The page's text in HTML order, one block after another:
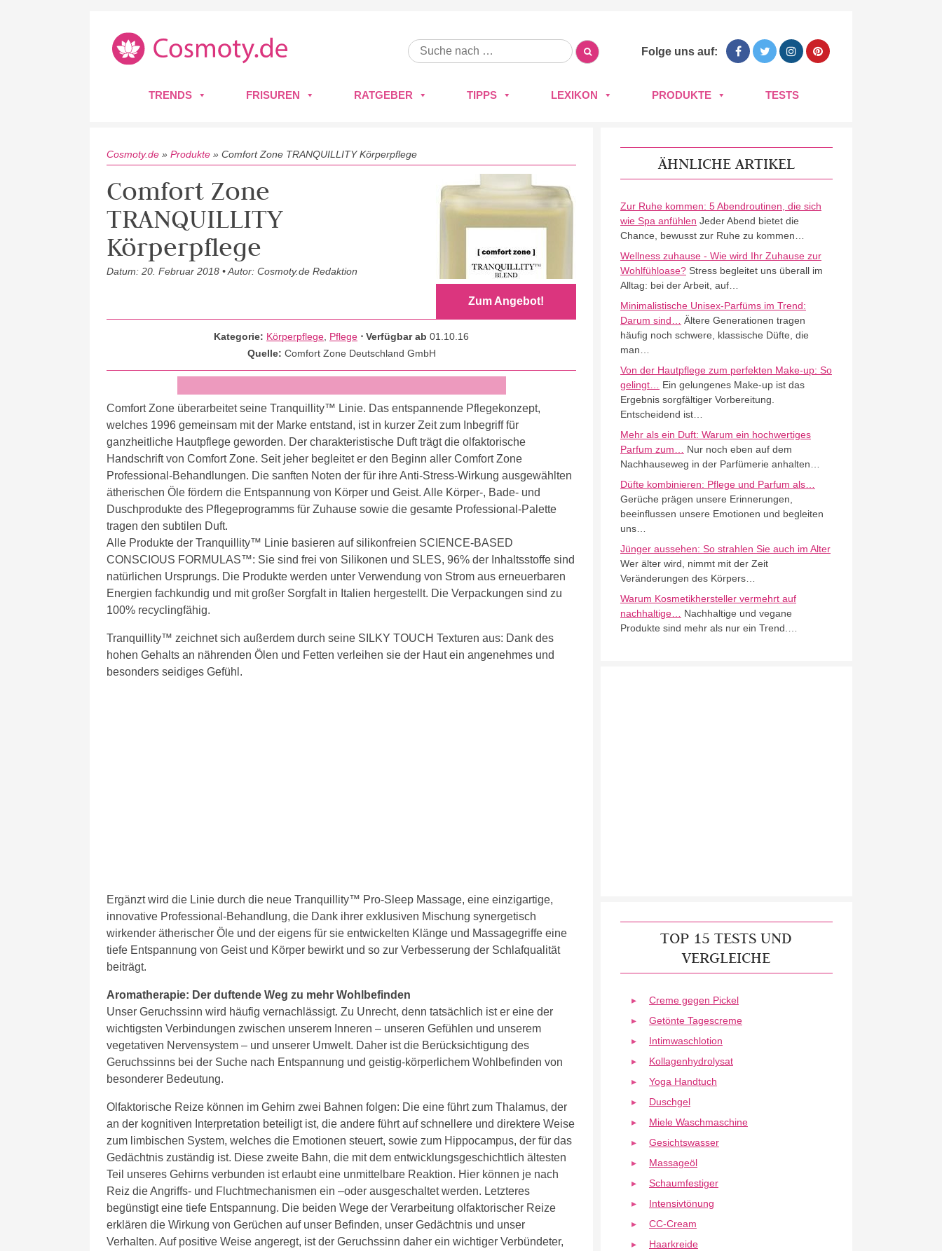
Folge uns auf:
TRENDS FRISUREN RATGEBER TIPPS LEXIKON PRODUKTE TESTS
Cosmoty.de » Produkte » Comfort Zone TRANQUILLITY Körperpflege
Zum Angebot!
Comfort Zone
TRANQUILLITY
Körperpflege
Datum: 20. Februar 2018 • Autor: Cosmoty.de Redaktion
Kategorie: Körperpflege Pflege ⋅ Verfügbar ab01.10.16
Quelle: Comfort Zone Deutschland GmbH
Comfort Zone überarbeitet seine Tranquillity™ Linie. Das entspannende Pflegekonzept,
welches 1996 gemeinsam mit der Marke entstand, ist in kurzer Zeit zum Inbegriff für
ganzheitliche Hautpflege geworden. Der charakteristische Duft trägt die olfaktorische
Handschrift von Comfort Zone. Seit jeher begleitet er den Beginn aller Comfort Zone
Professional-Behandlungen. Die sanften Noten der für ihre Anti-Stress-Wirkung ausgewählten
ätherischen Öle fördern die Entspannung von Körper und Geist. Alle Körper-, Bade- und
Duschprodukte des Pflegeprogramms für Zuhause sowie die gesamte Professional-Palette
tragen den subtilen Duft.
Alle Produkte der Tranquillity™ Linie basieren auf silikonfreien SCIENCE-BASED
CONSCIOUS FORMULAS™: Sie sind frei von Silikonen und SLES, 96% der Inhaltsstoffe sind
natürlichen Ursprungs. Die Produkte werden unter Verwendung von Strom aus erneuerbaren
Energien fachkundig und mit großer Sorgfalt in Italien hergestellt. Die Verpackungen sind zu
100% recyclingfähig.
Tranquillity™ zeichnet sich außerdem durch seine SILKY TOUCH Texturen aus: Dank des
hohen Gehalts an nährenden Ölen und Fetten verleihen sie der Haut ein angenehmes und
besonders seidiges Gefühl.
Ergänzt wird die Linie durch die neue Tranquillity™ Pro-Sleep Massage, eine einzigartige,
innovative Professional-Behandlung, die Dank ihrer exklusiven Mischung synergetisch
wirkender ätherischer Öle und der eigens für sie entwickelten Klänge und Massagegriffe eine
tiefe Entspannung von Geist und Körper bewirkt und so zur Verbesserung der Schlafqualität
beiträgt.
Aromatherapie: Der duftende Weg zu mehr Wohlbefinden
Unser Geruchssinn wird häufig vernachlässigt. Zu Unrecht, denn tatsächlich ist er eine der
wichtigsten Verbindungen zwischen unserem Inneren – unseren Gefühlen und unserem
vegetativen Nervensystem – und unserer Umwelt. Daher ist die Berücksichtigung des
Geruchssinns bei der Suche nach Entspannung und geistig-körperlichem Wohlbefinden von
besonderer Bedeutung.
Olfaktorische Reize können im Gehirn zwei Bahnen folgen: Die eine führt zum Thalamus, der
an der kognitiven Interpretation beteiligt ist, die andere führt auf schnellere und direktere Weise
zum limbischen System, welches die Emotionen steuert, sowie zum Hippocampus, der für das
Gedächtnis zuständig ist. Diese zweite Bahn, die mit dem entwicklungsgeschichtlich ältesten
Teil unseres Gehirns verbunden ist erlaubt eine unmittelbare Reaktion. Hier können je nach
Reiz die Angriffs- und Fluchtmechanismen ein –oder ausgeschaltet werden. Letzteres
begünstigt eine tiefe Entspannung. Die beiden Wege der Verarbeitung olfaktorischer Reize
erklären die Wirkung von Gerüchen auf unser Befinden, unser Gedächtnis und unser
Verhalten. Auf positive Weise angeregt, ist der Geruchssinn daher ein wichtiger Verbündeter,
ÄHNLICHE ARTIKEL
Zur Ruhe kommen: 5 Abendroutinen, die sich
wie Spa anfühlen Jeder Abend bietet die
Chance, bewusst zur Ruhe zu kommen…
Wellness zuhause - Wie wird Ihr Zuhause zur
Wohlfühloase?Stress begleitet uns überall im
Alltag: bei der Arbeit, auf…
Minimalistische Unisex-Parfüms im Trend:
Darum sind…
Ältere Generationen tragen
häufig noch schwere, klassische Düfte, die
man…
Von der Hautpflege zum perfekten Make-up: So
gelingt…
Ein gelungenes Make-up ist das
Ergebnis sorgfältiger Vorbereitung.
Entscheidend ist…
Mehr als ein Duft: Warum ein hochwertiges
Parfum zum…
Nur noch eben auf dem
Nachhauseweg in der Parfümerie anhalten…
Düfte kombinieren: Pflege und Parfum als…
Gerüche prägen unsere Erinnerungen,
beeinflussen unsere Emotionen und begleiten
uns…
Jünger aussehen: So strahlen Sie auch im Alter
Wer älter wird, nimmt mit der Zeit
Veränderungen des Körpers…
Warum Kosmetikhersteller vermehrt auf
nachhaltige…
Nachhaltige und vegane
Produkte sind mehr als nur ein Trend.…
TOP 15 TESTS UND
VERGLEICHE
Creme gegen Pickel
Getönte Tagescreme
Intimwaschlotion
Kollagenhydrolysat
Yoga Handtuch
Duschgel
Miele Waschmaschine
Gesichtswasser
Massageöl
Schaumfestiger
Intensivtönung
CC-Cream
Haarkreide